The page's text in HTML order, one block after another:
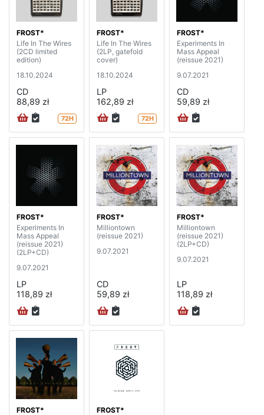
FROST*
Life In The Wires
(2CD limited
edition)
18.10.2024
CD
88,89 zł
72H
FROST*
Life In The Wires
(2LP, gatefold
cover)
18.10.2024
LP
162,89 zł
72H
FROST*
Experiments In
Mass Appeal
(reissue 2021)
9.07.2021
CD
59,89 zł
FROST*
Experiments In
Mass Appeal
(reissue 2021)
(2LP+CD)
9.07.2021
LP
118,89 zł
FROST*
Milliontown
(reissue 2021)
9.07.2021
CD
59,89 zł
FROST*
Milliontown
(reissue 2021)
(2LP+CD)
9.07.2021
LP
118,89 zł
FROST*
FROST*